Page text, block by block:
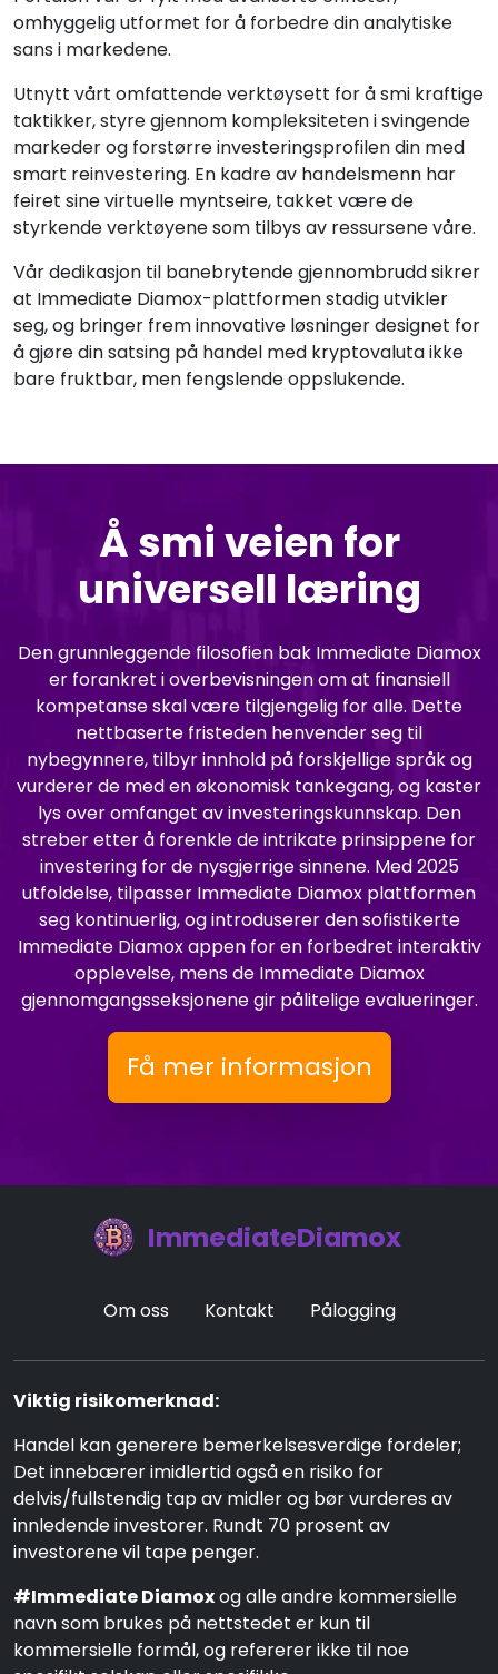
omhyggelig utformet for å forbedre din analytiske
sans i markedene.
Utnytt vårt omfattende verktøysett for å smi kraftige
taktikker, styre gjennom kompleksiteten i svingende
markeder og forstørre investeringsprofilen din med
smart reinvestering. En kadre av handelsmenn har
feiret sine virtuelle myntseire, takket være de
styrkende verktøyene som tilbys av ressursene våre.
Vår dedikasjon til banebrytende gjennombrudd sikrer
at Immediate Diamox-plattformen stadig utvikler
seg, og bringer frem innovative løsninger designet for
å gjøre din satsing på handel med kryptovaluta ikke
bare fruktbar, men fengslende oppslukende.
Å smi veien for
universell læring
Den grunnleggende filosofien bak Immediate Diamox
er forankret i overbevisningen om at finansiell
kompetanse skal være tilgjengelig for alle. Dette
nettbaserte fristeden henvender seg til
nybegynnere, tilbyr innhold på forskjellige språk og
vurderer de med en økonomisk tankegang, og kaster
lys over omfanget av investeringskunnskap. Den
streber etter å forenkle de intrikate prinsippene for
investering for de nysgjerrige sinnene. Med 2025
utfoldelse, tilpasser Immediate Diamox plattformen
seg kontinuerlig, og introduserer den sofistikerte
Immediate Diamox appen for en forbedret interaktiv
opplevelse, mens de Immediate Diamox
gjennomgangsseksjonene gir pålitelige evalueringer.
Få mer informasjon
ImmediateDiamox
Om oss Kontakt Pålogging
Viktig risikomerknad:
Handel kan generere bemerkelsesverdige fordeler;
Det innebærer imidlertid også en risiko for
delvis/fullstendig tap av midler og bør vurderes av
innledende investorer. Rundt 70 prosent av
investorene vil tape penger.
#Immediate Diamoxog alle andre kommersielle
navn som brukes på nettstedet er kun til
kommersielle formål, og refererer ikke til noe